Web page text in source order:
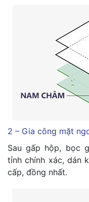
2 – Gia công mặt
Sau gấp hộp, bọc
tỉnh chính xác, dán
cấp, đồng nhất.